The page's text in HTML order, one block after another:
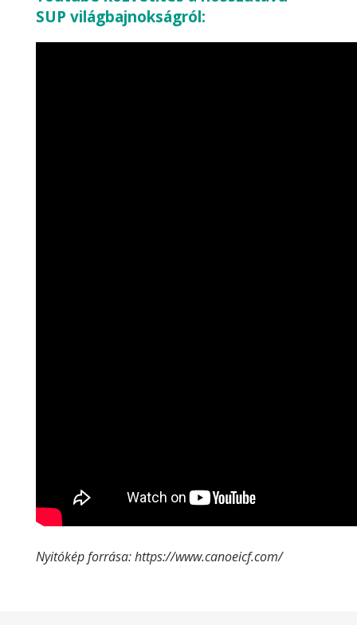
SUP világbajnokságról:
Nyitókép forrása: https://www.canoeicf.com/